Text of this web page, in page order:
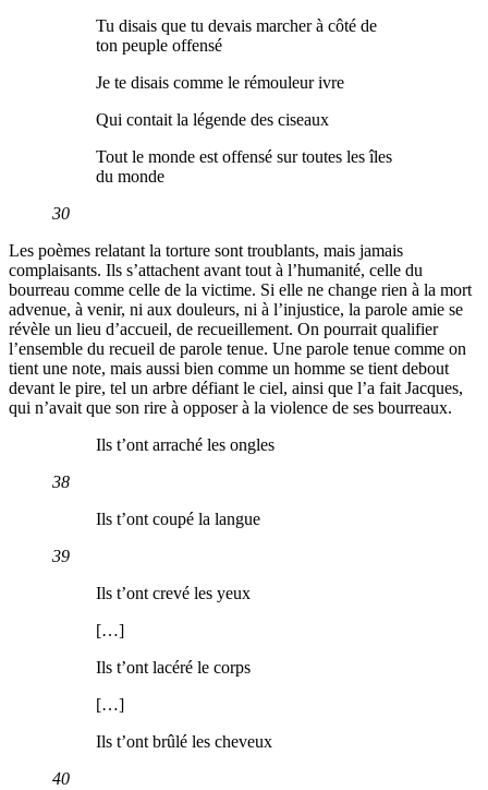
Tu disais que tu devais marcher à côté de
ton peuple offensé
Je te disais comme le rémouleur ivre
Qui contait la légende des ciseaux
Tout le monde est offensé sur toutes les îles
du monde
30
Les poèmes relatant la torture sont troublants, mais jamais
complaisants. Ils s’attachent avant tout à l’humanité, celle du
bourreau comme celle de la victime. Si elle ne change rien à la mort
advenue, à venir, ni aux douleurs, ni à l’injustice, la parole amie se
révèle un lieu d’accueil, de recueillement. On pourrait qualifier
l’ensemble du recueil de parole tenue. Une parole tenue comme on
tient une note, mais aussi bien comme un homme se tient debout
devant le pire, tel un arbre défiant le ciel, ainsi que l’a fait Jacques,
qui n’avait que son rire à opposer à la violence de ses bourreaux.
Ils t’ont arraché les ongles
38
Ils t’ont coupé la langue
39
Ils t’ont crevé les yeux
[…]
Ils t’ont lacéré le corps
[…]
Ils t’ont brûlé les cheveux
40